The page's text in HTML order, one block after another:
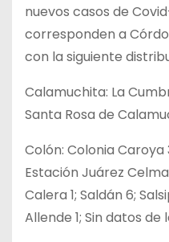
nuevos casos de
corresponden a
con la siguiente
Calamuchita: La
Santa Rosa de
Colón: Colonia Caroya
Estación Juárez
Calera 1; Saldán 6;
Allende 1; Sin datos de